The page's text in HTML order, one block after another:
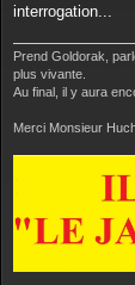
interrogation...
Prend Goldorak,
plus vivante.
Au final, il y aura
Merci Monsieur